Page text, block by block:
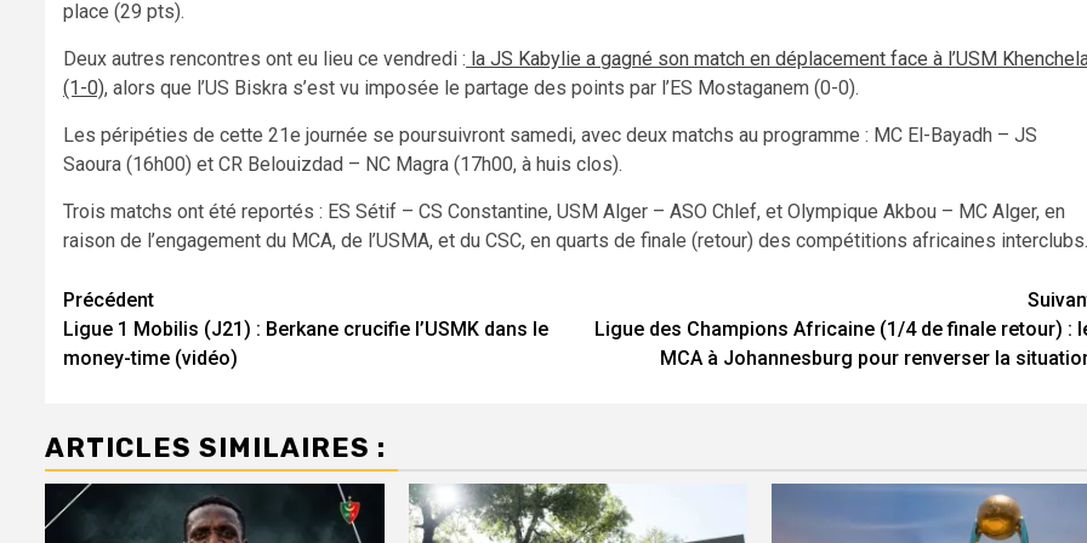
place (29 pts).
Deux autres rencontres ont eu lieu ce vendredi : la JS Kabylie a gagné son match en déplacement face à l’USM
(1-0), alors que l’US Biskra s’est vu imposée le partage des points par l’ES Mostaganem (0-0).
Les péripéties de cette 21e journée se poursuivront samedi, avec deux matchs au programme : MC El-Bayadh – JS
Saoura (16h00) et CR Belouizdad – NC Magra (17h00, à huis clos).
Trois matchs ont été reportés : ES Sétif – CS Constantine, USM Alger – ASO Chlef, et Olympique Akbou – MC Alger, en
raison de l’engagement du MCA, de l’USMA, et du CSC, en quarts de finale (retour) des compétitions africaines interclubs.
Navigation
d’article
Précédent
Ligue 1 Mobilis (J21) : Berkane crucifie l’USMK dans le
money-time (vidéo)
Ligue des Champions Africaine (1/4 de finale retour) :
MCA à Johannesburg pour renverser la
ARTICLES SIMILAIRES :